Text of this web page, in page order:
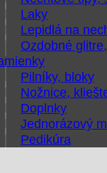
Laky
Lepidlá na
Ozdobné
Pilníky, bloky
Nožnice,
Doplnky
Jednorázový
Pedikúra